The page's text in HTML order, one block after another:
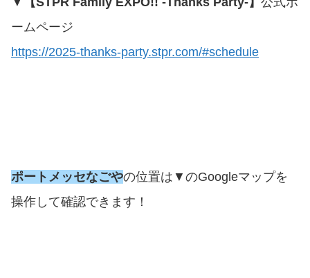
ームページ
https://2025-thanks-party.stpr.com/#schedule
ポートメッセなごやの位置は▼のGoogleマップを
操作して確認できます！